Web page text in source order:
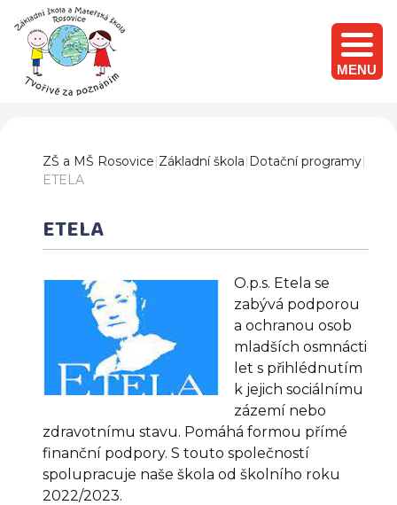
MENU
ZŠ a MŠ Rosovice|Základní škola| Dotační programy|
ETELA
ETELA
O.p.s. Etela se
zabývá podporou
a ochranou osob
mladších osmnácti
let s přihlédnutím
k jejich sociálnímu
zázemí nebo
zdravotnímu stavu. Pomáhá formou přímé
finanční podpory. S touto společností
spolupracuje naše škola od školního roku
2022/2023.